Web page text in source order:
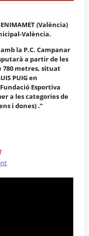
(València)
València.
la P.C. Campanar
a partir de les
780 metres, situat
PUIG en
Esportiva
a les categories de
i dones) .”